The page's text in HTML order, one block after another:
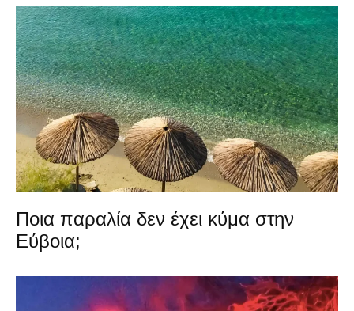
Ποια παραλία δεν έχει κύμα στην
Εύβοια;